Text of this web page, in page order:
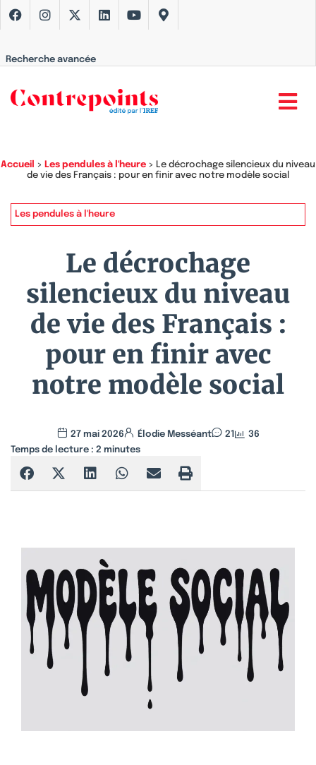
Recherche avancée
Accueil > Les pendules à l'heure > Le décrochage silencieux du niveau
de vie des Français : pour en finir avec notre modèle social
Les pendules à l'heure
Le décrochage
silencieux du niveau
de vie des Français :
pour en finir avec
notre modèle social
27 mai 2026 Élodie Messéant 21
36
Temps de lecture : 2 minutes